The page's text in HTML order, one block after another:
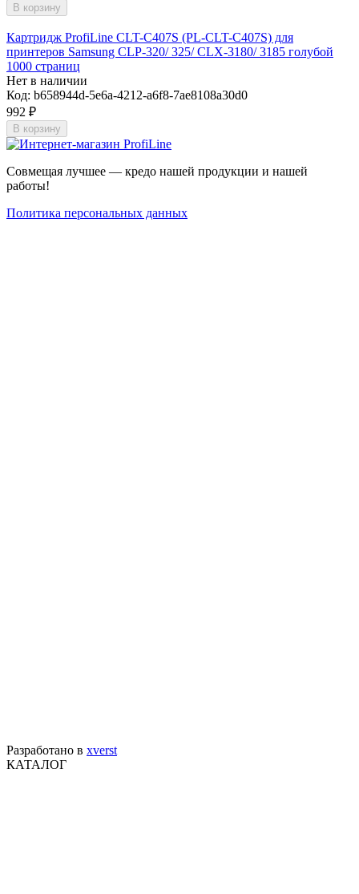
В корзину
Картридж ProfiLine CLT-C407S (PL-CLT-C407S) для
принтеров Samsung CLP-320/ 325/ CLX-3180/ 3185 голубой
1000 страниц
Нет в наличии
Код: b658944d-5e6a-4212-a6f8-7ae8108a30d0
992 ₽
В корзину
Совмещая лучшее — кредо нашей продукции и нашей
работы!
Политика персональных данных
Разработано в xverst
КАТАЛОГ